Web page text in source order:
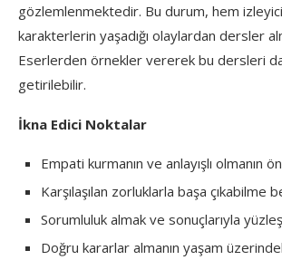
gözlemlenmektedir. Bu durum, hem
karakterlerin yaşadığı olaylardan dersler
Eserlerden örnekler vererek bu dersleri
getirilebilir.
İkna Edici Noktalar
Empati kurmanın ve anlayışlı olmanın
Karşılaşılan zorluklarla başa çıkabilme
Sorumluluk almak ve sonuçlarıyla
Doğru kararlar almanın yaşam